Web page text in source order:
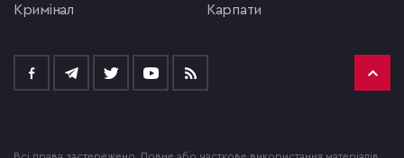
кримінал
Карпати